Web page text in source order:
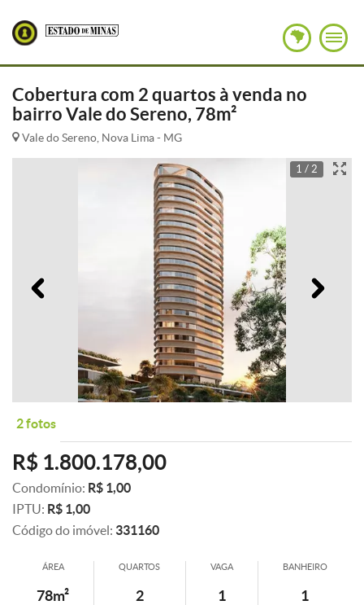
Cobertura com 2 quartos à venda no
bairro Vale do Sereno, 78m²
Vale do Sereno, Nova Lima - MG
1 / 2
2 fotos
R$ 1.800.178,00
Condomínio: R$ 1,00
IPTU: R$ 1,00
Código do imóvel: 331160
ÁREA
78m²
QUARTOS
2
VAGA
1
BANHEIRO
1